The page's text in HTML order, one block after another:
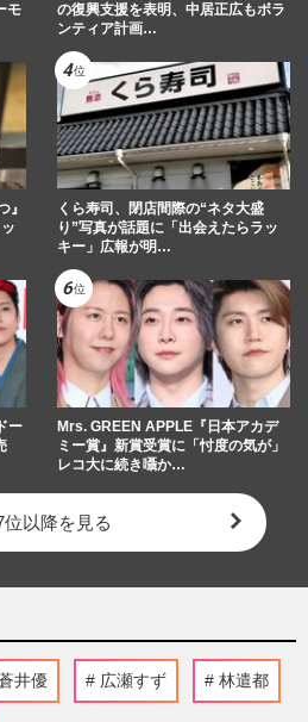
モ
の復興支援を表明、中居正広もボラ
ンティア計画…
』
くら寿司、閉店間際の“ネタ大盛
り”写真が話題に「出会えたらラッ
キー」広報が明…
ー
Mrs. GREEN APPLE『日本アカデ
ミー賞』新賞受賞に「忖度の気が」
レコ大に続き囁か…
位以降を見る
井優 広瀬すず 林遣都